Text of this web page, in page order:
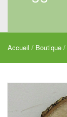
Accueil / Boutique /